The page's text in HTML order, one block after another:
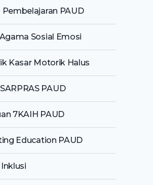
Pembelajaran PAUD
Sosial Emosi
Kasar Motorik Halus
PAUD
7KAIH PAUD
Education PAUD